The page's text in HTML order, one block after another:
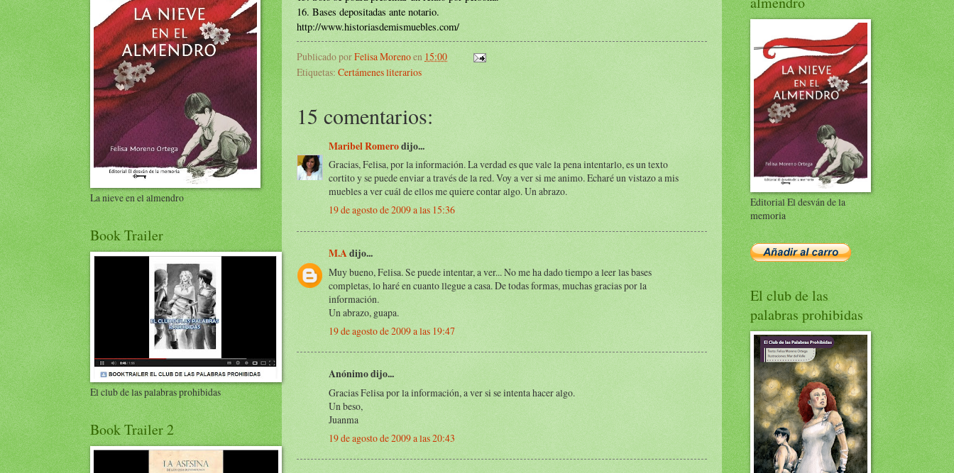
16. Bases depositadas ante notario.
http://www.historiasdemismuebles.com/
Publicado porFelisa Morenoen 15:00
Etiquetas: Certámenes literarios
15 comentarios:
Maribel Romerodijo...
Gracias, Felisa, por la información. La verdad es que vale la pena intentarlo, es un texto
cortito y se puede enviar a través de la red. Voy a ver si me animo. Echaré un vistazo a mis
muebles a ver cuál de ellos me quiere contar algo. Un abrazo.
19 de agosto de 2009 a las 15:36
M.Adijo...
Muy bueno, Felisa. Se puede intentar, a ver... No me ha dado tiempo a leer las bases
completas, lo haré en cuanto llegue a casa. De todas formas, muchas gracias por la
información.
Un abrazo, guapa.
19 de agosto de 2009 a las 19:47
Anónimo dijo...
Gracias Felisa por la información, a ver si se intenta hacer algo.
Un beso,
Juanma
19 de agosto de 2009 a las 20:43
La nieve en el almendro
Book Trailer
El club de las palabras prohibidas
Book Trailer 2
Editorial El desván de la
memoria
El club de las
palabras prohibidas